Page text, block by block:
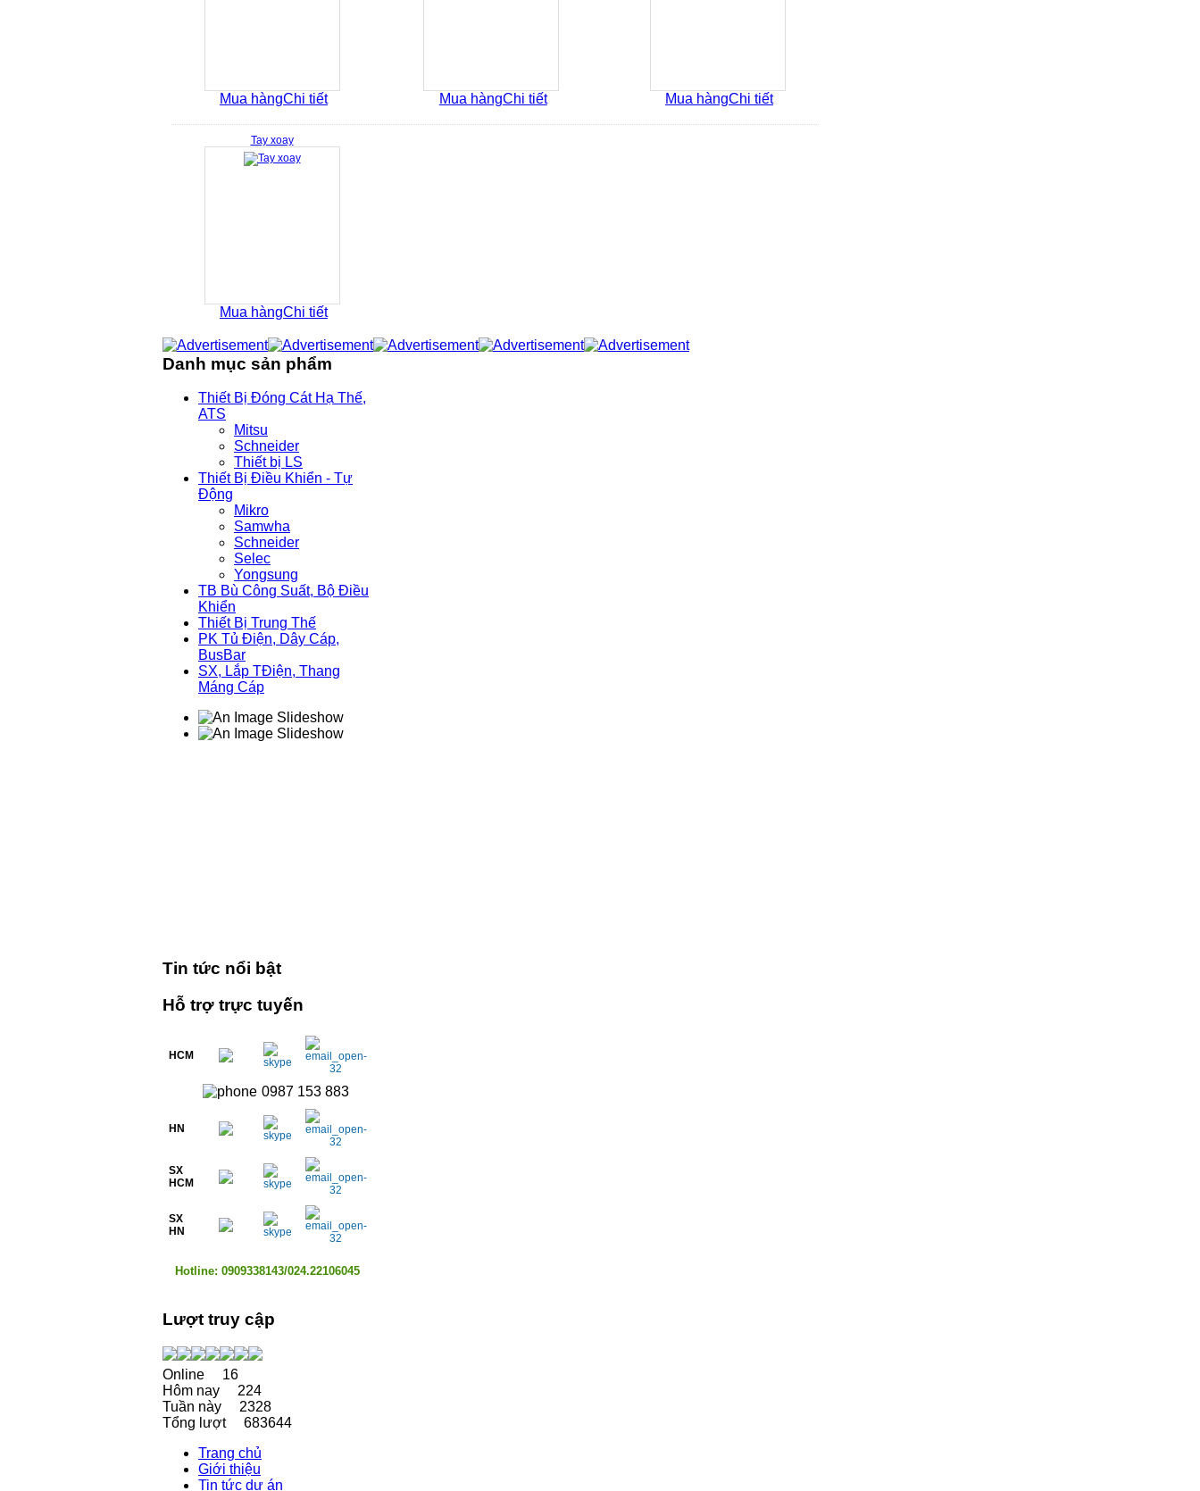
Mua hàngChi tiết Mua hàngChi tiết Mua hàngChi tiết
Tay xoay
Mua hàngChi tiết
Danh mục sản phẩm
Thiết Bị Đóng Cát Hạ Thế,
ATS
Mitsu
Schneider
Thiết bị LS
Thiết Bị Điều Khiển - Tự
Động
Mikro
Samwha
Schneider
Selec
Yongsung
TB Bù Công Suất, Bộ Điều
Khiển
Thiết Bị Trung Thế
PK Tủ Điện, Dây Cáp,
BusBar
SX, Lắp TĐiện, Thang
Máng Cáp
Tin tức nổi bật
Hỗ trợ trực tuyến
HCM
0987 153 883
HN
SX
HCM
SX
HN
Hotline: 0909338143/024.22106045
Lượt truy cập
Online 16
Hôm nay 224
Tuần này 2328
Tổng lượt 683644
Trang chủ
Giới thiệu
Tin tức dự án